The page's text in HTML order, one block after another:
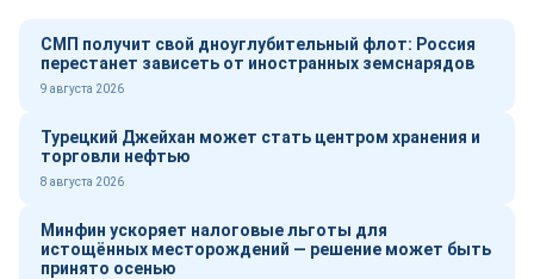
СМП получит свой дноуглубительный флот: Россия
перестанет зависеть от иностранных земснарядов
9 августа 2026
Турецкий Джейхан может стать центром хранения и
торговли нефтью
8 августа 2026
Минфин ускоряет налоговые льготы для
истощённых месторождений — решение может быть
принято осенью